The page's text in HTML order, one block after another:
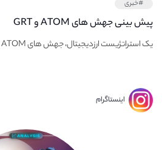
#خبری
پیش بینی جهش های ATOM و GRT
یک استراتژیست ارزدیجیتال، جهش های ATOM و GRT را...
اینستاگرام